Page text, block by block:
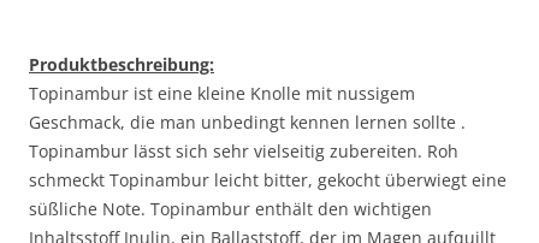
Produktbeschreibung:
Topinambur ist eine kleine Knolle mit nussigem
Geschmack, die man unbedingt kennen lernen sollte .
Topinambur lässt sich sehr vielseitig zubereiten. Roh
schmeckt Topinambur leicht bitter, gekocht überwiegt eine
süßliche Note. Topinambur enthält den wichtigen
Inhaltsstoff Inulin, ein Ballaststoff, der im Magen aufquillt